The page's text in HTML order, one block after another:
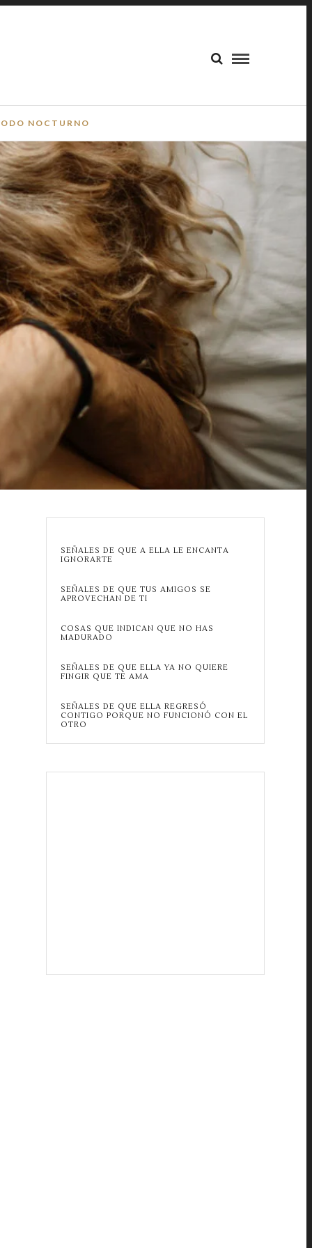
NOCTURNO
SEÑALES DE QUE A ELLA LE ENCANTA
IGNORARTE
SEÑALES DE QUE TUS AMIGOS SE
APROVECHAN DE TI
COSAS QUE INDICAN QUE NO HAS
MADURADO
SEÑALES DE QUE ELLA YA NO QUIERE
FINGIR QUE TE AMA
SEÑALES DE QUE ELLA REGRESÓ
CONTIGO PORQUE NO FUNCIONÓ CON EL
OTRO